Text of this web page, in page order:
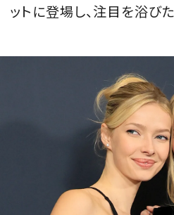
ットに登場し、注目を浴びた